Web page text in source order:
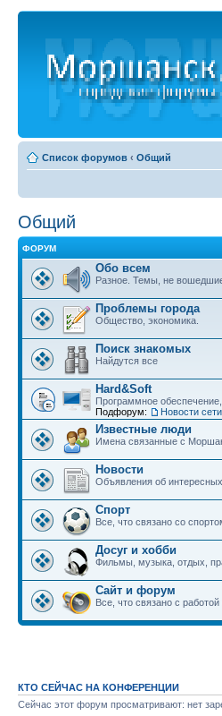
Список форумов ‹ Общий
Общий
ФОРУМ
Обо всем
Разное. Темы, не
Проблемы города
Общество, экономика.
Поиск знакомых
Найдутся все
Hard&Soft
Программное
Подфорум:
Новости
Известные люди
Имена связанные с
Новости
Объявления об
Спорт
Все, что связано со
Досуг и хобби
Фильмы, музыка, отдых,
Сайт и форум
Все, что связано с
КТО СЕЙЧАС НА КОНФЕРЕНЦИИ
Сейчас этот форум просматривают: нет